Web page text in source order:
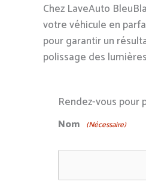
Chez LaveAuto
votre véhicule en
pour garantir un
polissage des
Rendez-vous pour
Nom (Nécessaire)